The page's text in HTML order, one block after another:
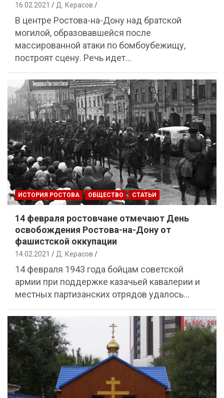
16.02.2021 Д. Керасов
В центре Ростова-на-Дону над братской
могилой, образовавшейся после
массированной атаки по бомбоубежищу,
построят сцену. Речь идет…
ИСТОРИЯ РОСТОВА ОБЩЕСТВО СТАТЬИ
14 февраля ростовчане отмечают День
освобождения Ростова-на-Дону от
фашистской оккупации
14.02.2021 Д. Керасов
14 февраля 1943 года бойцам советской
армии при поддержке казачьей кавалерии и
местных партизанских отрядов удалось…